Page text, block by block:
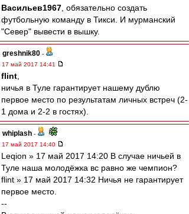
Васильев1967 , обязательно создать
футбольную команду в Тикси. И мурманский
"Север" вывести в вышку.
greshnik80 -
17 май 2017 14:41
flint
ничья в Туле гарантирует нашему дублю
первое место по результатам личных встреч (2-
1 дома и 2-2 в гостях).
whiplash -
17 май 2017 14:40
Leqion » 17 май 2017 14:20 В случае ничьей в
Туле наша молодёжка вс равно же чемпион?
flint » 17 май 2017 14:32 Ничья не гарантирует
первое место.
--